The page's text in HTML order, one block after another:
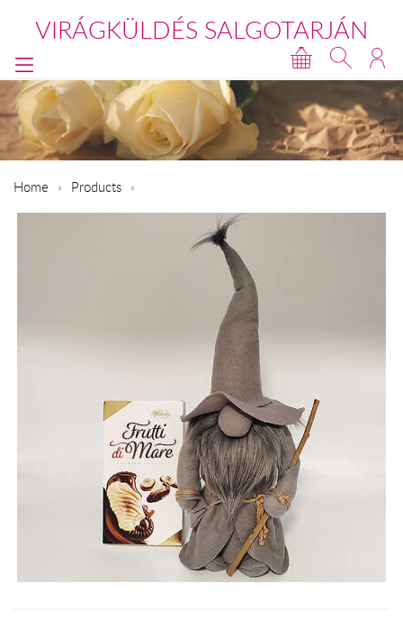
VIRÁGKÜLDÉS SALGOTARJÁN
Home Products